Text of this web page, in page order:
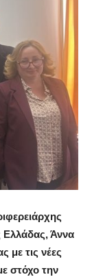
Ελλάδας,Άννα
με τις νέες
στόχο την